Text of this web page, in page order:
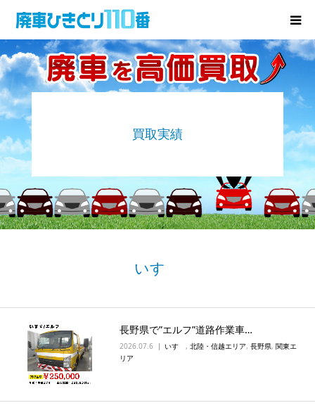
買取実績
いすゞ
長野県で”エルフ”道路作業車…
2026.07.6 いすゞ , 北陸・信越エリア, 長野県, 関東エ
リア
廃車･事故車の買取
お役立ち情報
お知らせ